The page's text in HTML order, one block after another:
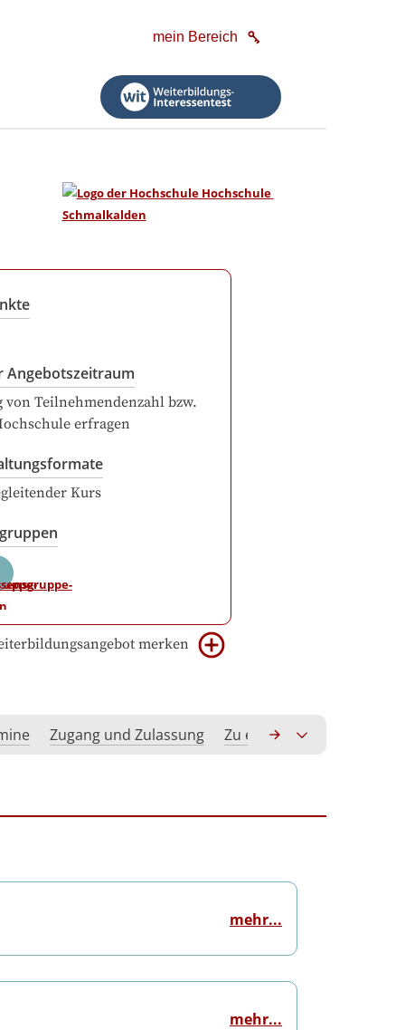
mein Bereich
Angebotszeitraum
von Teilnehmendenzahl bzw.
erfragen
Kurs
merken
Zugang und Zulassung Zu erwerbende
mehr...
mehr...